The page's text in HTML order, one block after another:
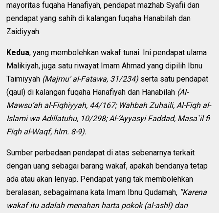
mayoritas fuqaha Hanafiyah, pendapat mazhab Syafii dan
pendapat yang sahih di kalangan fuqaha Hanabilah dan
Zaidiyyah.
Kedua, yang membolehkan wakaf tunai. Ini pendapat ulama
Malikiyah, juga satu riwayat Imam Ahmad yang dipilih Ibnu
Taimiyyah (Majmu’ al-Fatawa, 31/234) serta satu pendapat
(qaul) di kalangan fuqaha Hanafiyah dan Hanabilah (Al-
Mawsu’ah al-Fiqhiyyah, 44/167; Wahbah Zuhaili, Al-Fiqh al-
Islami wa Adillatuhu, 10/298; Al-‘Ayyasyi Faddad, Masa`il fi
Fiqh al-Waqf, hlm. 8-9).
Sumber perbedaan pendapat di atas sebenarnya terkait
dengan uang sebagai barang wakaf, apakah bendanya tetap
ada atau akan lenyap. Pendapat yang tak membolehkan
beralasan, sebagaimana kata Imam Ibnu Qudamah, ”Karena
wakaf itu adalah menahan harta pokok (al-ashl) dan